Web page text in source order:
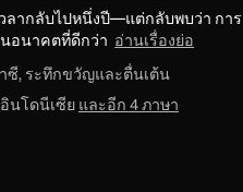
ลากลับไปหนึ่งปี—แต่กลับพบว่า การ
อนาคตที่ดีกว่า อ่านเรื่องย่อ
ซี, ระทึกขวัญและตื่นเต้น
นโดนีเซีย และอีก 4 ภาษา